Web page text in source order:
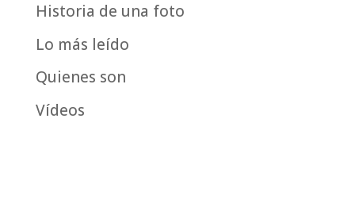
Historia de una foto
Lo más leído
Quienes son
Vídeos